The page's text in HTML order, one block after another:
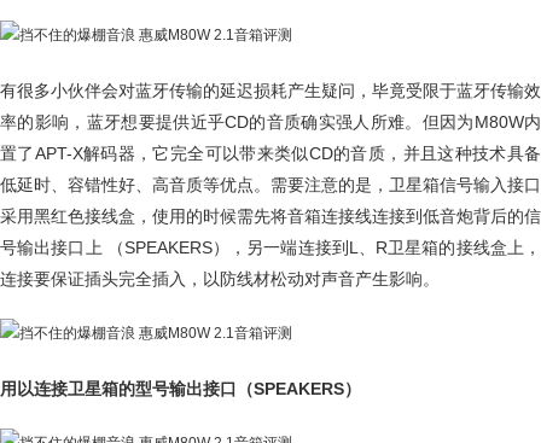
有很多小伙伴会对蓝牙传输的延迟损耗产生疑问，毕竟受限于蓝牙传输效
率的影响，蓝牙想要提供近乎CD的音质确实强人所难。但因为M80W内
置了APT-X解码器，它完全可以带来类似CD的音质，并且这种技术具备
低延时、容错性好、高音质等优点。需要注意的是，卫星箱信号输入接口
采用黑红色接线盒，使用的时候需先将音箱连接线连接到低音炮背后的信
号输出接口上 （SPEAKERS），另一端连接到L、R卫星箱的接线盒上，
连接要保证插头完全插入，以防线材松动对声音产生影响。
用以连接卫星箱的型号输出接口（SPEAKERS）